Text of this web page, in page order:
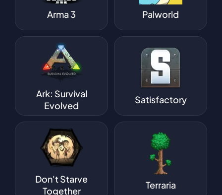
Arma 3 Palworld
Ark: Survival
Evolved
Satisfactory
Don't Starve
Together
Terraria